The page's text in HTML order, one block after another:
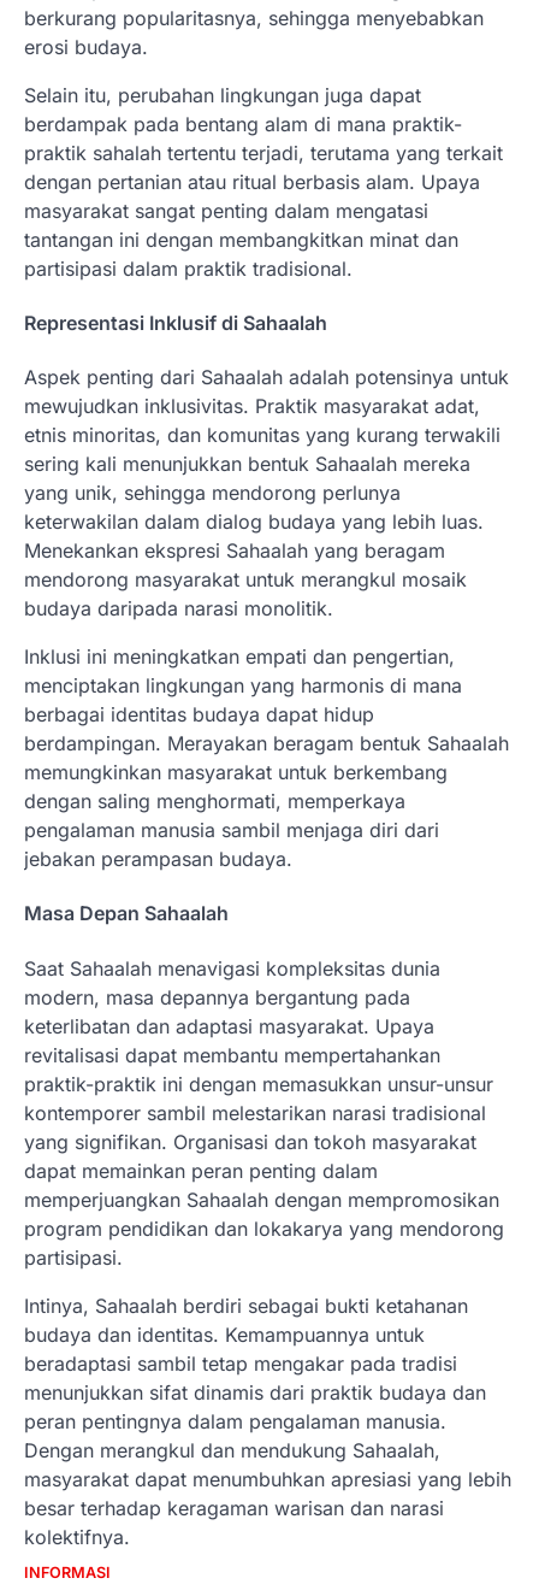
berkurang popularitasnya, sehingga menyebabkan
erosi budaya.
Selain itu, perubahan lingkungan juga dapat
berdampak pada bentang alam di mana praktik-
praktik sahalah tertentu terjadi, terutama yang terkait
dengan pertanian atau ritual berbasis alam. Upaya
masyarakat sangat penting dalam mengatasi
tantangan ini dengan membangkitkan minat dan
partisipasi dalam praktik tradisional.
Representasi Inklusif di Sahaalah
Aspek penting dari Sahaalah adalah potensinya untuk
mewujudkan inklusivitas. Praktik masyarakat adat,
etnis minoritas, dan komunitas yang kurang terwakili
sering kali menunjukkan bentuk Sahaalah mereka
yang unik, sehingga mendorong perlunya
keterwakilan dalam dialog budaya yang lebih luas.
Menekankan ekspresi Sahaalah yang beragam
mendorong masyarakat untuk merangkul mosaik
budaya daripada narasi monolitik.
Inklusi ini meningkatkan empati dan pengertian,
menciptakan lingkungan yang harmonis di mana
berbagai identitas budaya dapat hidup
berdampingan. Merayakan beragam bentuk Sahaalah
memungkinkan masyarakat untuk berkembang
dengan saling menghormati, memperkaya
pengalaman manusia sambil menjaga diri dari
jebakan perampasan budaya.
Masa Depan Sahaalah
Saat Sahaalah menavigasi kompleksitas dunia
modern, masa depannya bergantung pada
keterlibatan dan adaptasi masyarakat. Upaya
revitalisasi dapat membantu mempertahankan
praktik-praktik ini dengan memasukkan unsur-unsur
kontemporer sambil melestarikan narasi tradisional
yang signifikan. Organisasi dan tokoh masyarakat
dapat memainkan peran penting dalam
memperjuangkan Sahaalah dengan mempromosikan
program pendidikan dan lokakarya yang mendorong
partisipasi.
Intinya, Sahaalah berdiri sebagai bukti ketahanan
budaya dan identitas. Kemampuannya untuk
beradaptasi sambil tetap mengakar pada tradisi
menunjukkan sifat dinamis dari praktik budaya dan
peran pentingnya dalam pengalaman manusia.
Dengan merangkul dan mendukung Sahaalah,
masyarakat dapat menumbuhkan apresiasi yang lebih
besar terhadap keragaman warisan dan narasi
kolektifnya.
INFORMASI